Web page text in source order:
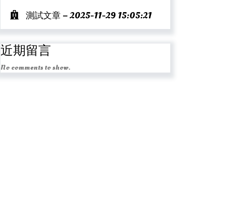
測試文章 – 2025-11-29 15:05:21
近期留言
No comments to show.